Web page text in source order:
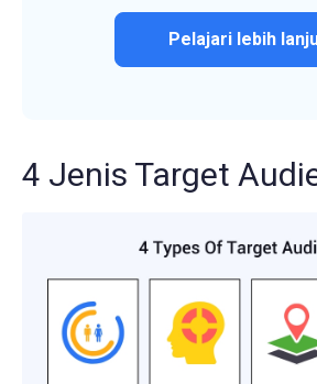
Pelajari lebih
4 Jenis Target